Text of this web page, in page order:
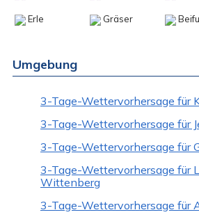
Erle Gräser
Umgebung
3-Tage-Wettervorhersage für
3-Tage-Wettervorhersage für
3-Tage-Wettervorhersage für
3-Tage-Wettervorhersage für
Wittenberg
3-Tage-Wettervorhersage für